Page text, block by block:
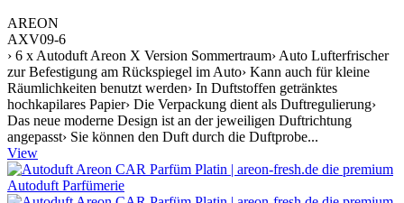
AREON
AXV09-6
› 6 x Autoduft Areon X Version Sommertraum› Auto Lufterfrischer
zur Befestigung am Rückspiegel im Auto› Kann auch für kleine
Räumlichkeiten benutzt werden› In Duftstoffen getränktes
hochkapilares Papier› Die Verpackung dient als Duftregulierung›
Das neue moderne Design ist an der jeweiligen Duftrichtung
angepasst› Sie können den Duft durch die Duftprobe...
View